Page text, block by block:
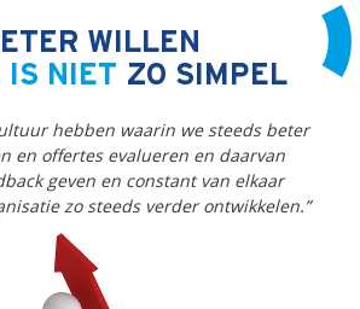
…
WILLEN
IS NIET ZO SIMPEL
hebben waarin we steeds beter
en offertes evalueren en daarvan
geven en constant van elkaar
zo steeds verder ontwikkelen.”